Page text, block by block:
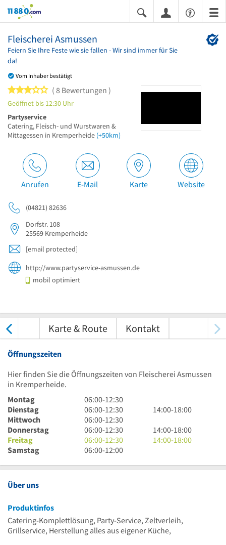
11880.com
Fleischerei Asmussen
Feiern Sie Ihre Feste wie sie fallen - Wir sind immer für Sie
da!
Vom Inhaber bestätigt
3 von 5 Sternen
8 Bewertungen
Geöffnet bis 12:30 Uhr
Partyservice
Catering, Fleisch- und Wurstwaren &
Mittagessen in Kremperheide (+50km)
Anrufen E-Mail Karte Website
(04821) 82636
Dorfstr. 108
25569 Kremperheide
[email protected]
http://www.partyservice-asmussen.de
mobil optimiert
Karte & Route Kontakt
Öffnungszeiten
Hier finden Sie die Öffnungszeiten von Fleischerei Asmussen
in Kremperheide.
Montag
6
Uhr
bis
12
Uhr
30
06:00-12:30
Dienstag
6
Uhr
bis
12
Uhr
06:00-12:30
14
bis
18
14:00-18:00
Mittwoch
6
Uhr
bis
12
06:00-12:30
Donnerstag
6
Uhr
bis
06:00-12:30
14
Uhr
14:00-18:00
Freitag
6
Uhr
06:00-12:30
14
14:00-18:00
Samstag
6
06:00-12:00
Über uns
Produktinfos
Catering-Komplettlösung, Party-Service, Zeltverleih,
Grillservice, Herstellung alles aus eigener Küche,